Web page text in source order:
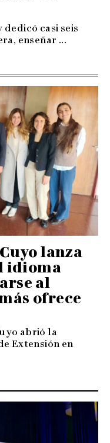
dedicó casi seis
enseñar ...
lanza
idioma
al
ofrece
abrió la
Extensión en